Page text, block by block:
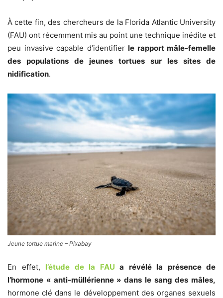
À cette fin, des chercheurs de la Florida Atlantic University
(FAU) ont récemment mis au point une technique inédite et
peu invasive capable d’identifier le rapport mâle-femelle
des populations de jeunes tortues sur les sites de
nidification.
Jeune tortue marine – Pixabay
En effet, l’étude de la FAU a révélé la présence de
l’hormone « anti-müllérienne » dans le sang des mâles,
hormone clé dans le développement des organes sexuels